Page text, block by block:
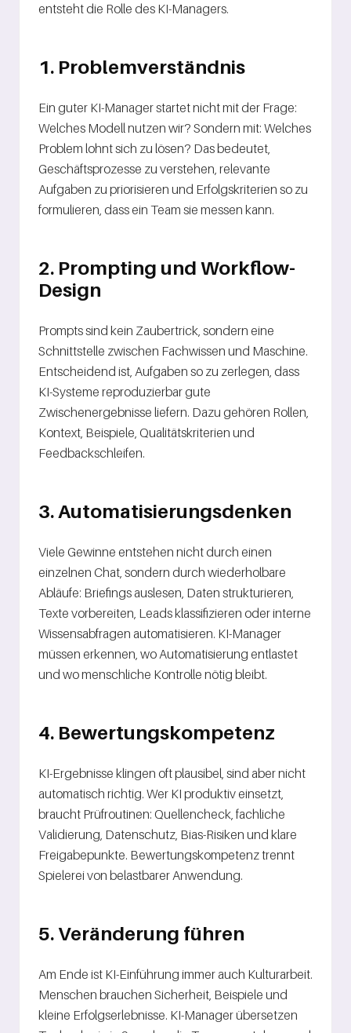
entsteht die Rolle des KI-Managers.
1. Problemverständnis
Ein guter KI-Manager startet nicht mit der Frage:
Welches Modell nutzen wir? Sondern mit: Welches
Problem lohnt sich zu lösen? Das bedeutet,
Geschäftsprozesse zu verstehen, relevante
Aufgaben zu priorisieren und Erfolgskriterien so zu
formulieren, dass ein Team sie messen kann.
2. Prompting und Workflow-
Design
Prompts sind kein Zaubertrick, sondern eine
Schnittstelle zwischen Fachwissen und Maschine.
Entscheidend ist, Aufgaben so zu zerlegen, dass
KI-Systeme reproduzierbar gute
Zwischenergebnisse liefern. Dazu gehören Rollen,
Kontext, Beispiele, Qualitätskriterien und
Feedbackschleifen.
3. Automatisierungsdenken
Viele Gewinne entstehen nicht durch einen
einzelnen Chat, sondern durch wiederholbare
Abläufe: Briefings auslesen, Daten strukturieren,
Texte vorbereiten, Leads klassifizieren oder interne
Wissensabfragen automatisieren. KI-Manager
müssen erkennen, wo Automatisierung entlastet
und wo menschliche Kontrolle nötig bleibt.
4. Bewertungskompetenz
KI-Ergebnisse klingen oft plausibel, sind aber nicht
automatisch richtig. Wer KI produktiv einsetzt,
braucht Prüfroutinen: Quellencheck, fachliche
Validierung, Datenschutz, Bias-Risiken und klare
Freigabepunkte. Bewertungskompetenz trennt
Spielerei von belastbarer Anwendung.
5. Veränderung führen
Am Ende ist KI-Einführung immer auch Kulturarbeit.
Menschen brauchen Sicherheit, Beispiele und
kleine Erfolgserlebnisse. KI-Manager übersetzen